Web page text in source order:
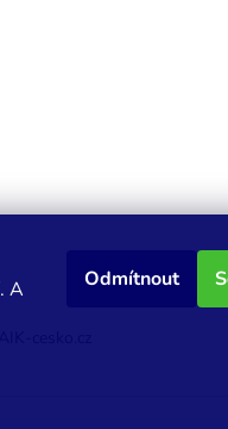
A
Odmítnout
cesko.cz